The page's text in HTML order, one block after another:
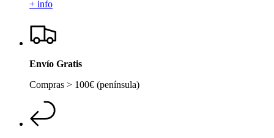
+ info
Envío Gratis
Compras > 100€ (península)